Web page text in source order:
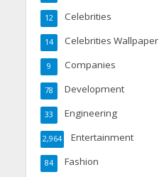
Celebrities
12
Celebrities Wallpaper
14
Companies
9
Development
78
Engineering
33
Entertainment
2,964
Fashion
84